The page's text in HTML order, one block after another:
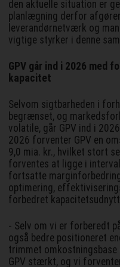
den aktuelle situation er
planlægning derfor
leverandørnetværk og
vigtige styrker i denne
GPV går ind i 2026 med
kapacitet
Selvom sigtbarheden i
begrænset, og
volatile, går GPV ind i
2026 forventer GPV en
9,0 mia. kr., hvilket stort
forventes at ligge i
fortsatte
optimering,
forbedret
- Selv om vi er forberedt
også bedre positioneret
trimmet
GPV stærkt, og vi